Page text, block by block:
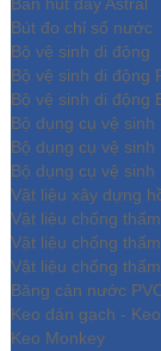
Bàn hút đáy Astral
Bút đo chỉ số nước
Bộ vệ sinh di động
Bộ vệ sinh di động
Bộ vệ sinh di động
Bộ dụng cụ vệ sinh
Bộ dụng cụ vệ sinh
Bộ dụng cụ vệ sinh
Vật liệu xây dựng
Vật liệu chống
Vật liệu chống
Vật liệu chống
Băng cản nước
Keo dán gạch -
Keo Monkey